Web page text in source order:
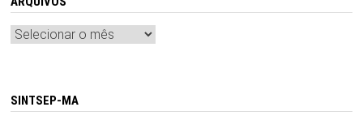
Arquivos
SINTSEP-MA